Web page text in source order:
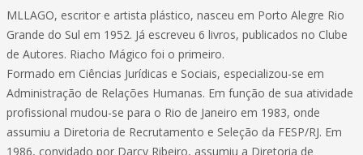
MLLAGO, escritor e artista plástico, nasceu em Porto Alegre Rio
Grande do Sul em 1952. Já escreveu 6 livros, publicados no Clube
de Autores. Riacho Mágico foi o primeiro.
Formado em Ciências Jurídicas e Sociais, especializou-se em
Administração de Relações Humanas. Em função de sua atividade
profissional mudou-se para o Rio de Janeiro em 1983, onde
assumiu a Diretoria de Recrutamento e Seleção da FESP/RJ. Em
1986, convidado por Darcy Ribeiro, assumiu a Diretoria de